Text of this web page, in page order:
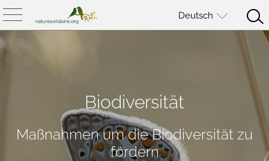
Deutsch
Biodiversität
Maßnahmen um die Biodiversität zu
fördern